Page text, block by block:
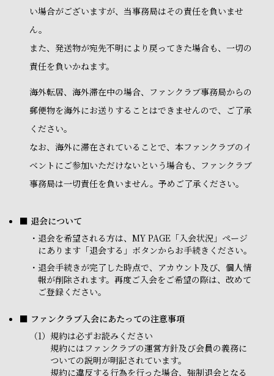
い場合がございますが、当事務局はその責任を負いませ
ん。
また、発送物が宛先不明により戻ってきた場合も、一切の
責任を負いかねます。
海外転居、海外滞在中の場合、ファンクラブ事務局からの
郵便物を海外にお送りすることはできませんので、ご了承
ください。
なお、海外に滞在されていることで、本ファンクラブのイ
ベントにご参加いただけないという場合も、ファンクラブ
事務局は一切責任を負いません。予めご了承ください。
■ 退会について
・ 退会を希望される方は、MY PAGE「入会状況」ページ
にあります「退会する」ボタンからお手続きください。
・ 退会手続きが完了した時点で、アカウント及び、個人情
報が削除されます。再度ご入会をご希望の際は、改めて
ご登録ください。
■ ファンクラブ入会にあたっての注意事項
（1） 規約は必ずお読みください
規約にはファンクラブの運営方針及び会員の義務に
ついての説明が明記されています。
規約に違反する行為を行った場合、強制退会となる